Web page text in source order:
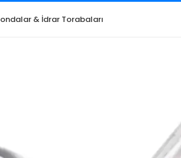
& İdrar Torabaları